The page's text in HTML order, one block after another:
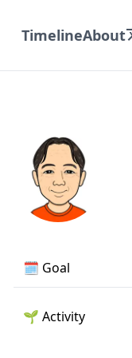
TimelineAbout
🗓️ Goal
🌱 Activity